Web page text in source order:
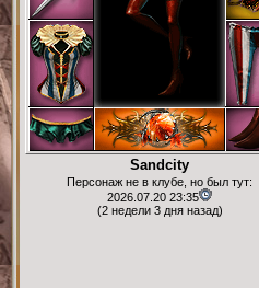
Sandcity
Персонаж не в клубе, но был тут:
2026.07.20 23:35
(2 недели 3 дня назад)